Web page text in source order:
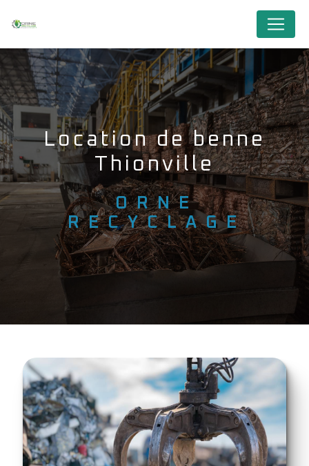
Location de benne
Thionville
ORNE
RECYCLAGE